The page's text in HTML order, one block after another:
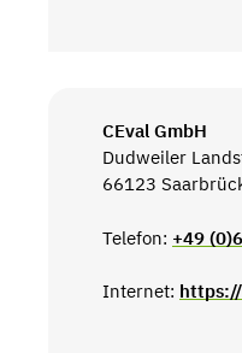
CEval GmbH
Dudweiler
66123
Telefon: +49
Internet: